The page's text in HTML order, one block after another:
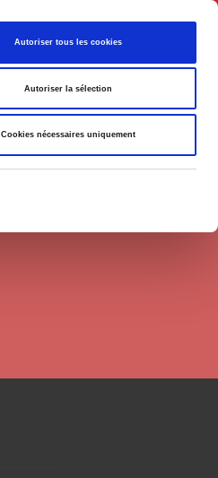
Autoriser tous les cookies
Autoriser la sélection
Cookies nécessaires uniquement